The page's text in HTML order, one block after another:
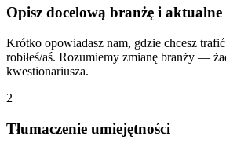
Opisz docelową branżę i aktualne
Krótko opowiadasz nam, gdzie chcesz
robiłeś/aś. Rozumiemy zmianę branży —
kwestionariusza.
2
Tłumaczenie umiejętności